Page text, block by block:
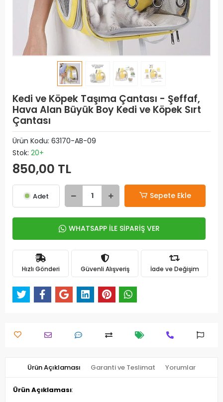
Kedi ve Köpek Taşıma Çantası - Şeffaf,
Hava Alan Büyük Boy Kedi ve Köpek Sırt
Çantası
Ürün Kodu: 63170-AB-09
Stok: 20+
850,00 TL
Adet Sepete Ekle
WHATSAPP İLE SİPARİŞ VER
Hızlı Gönderi Güvenli Alışveriş İade ve Değişim
Ürün Açıklaması Garanti ve Teslimat Yorumlar
Ürün Açıklaması: